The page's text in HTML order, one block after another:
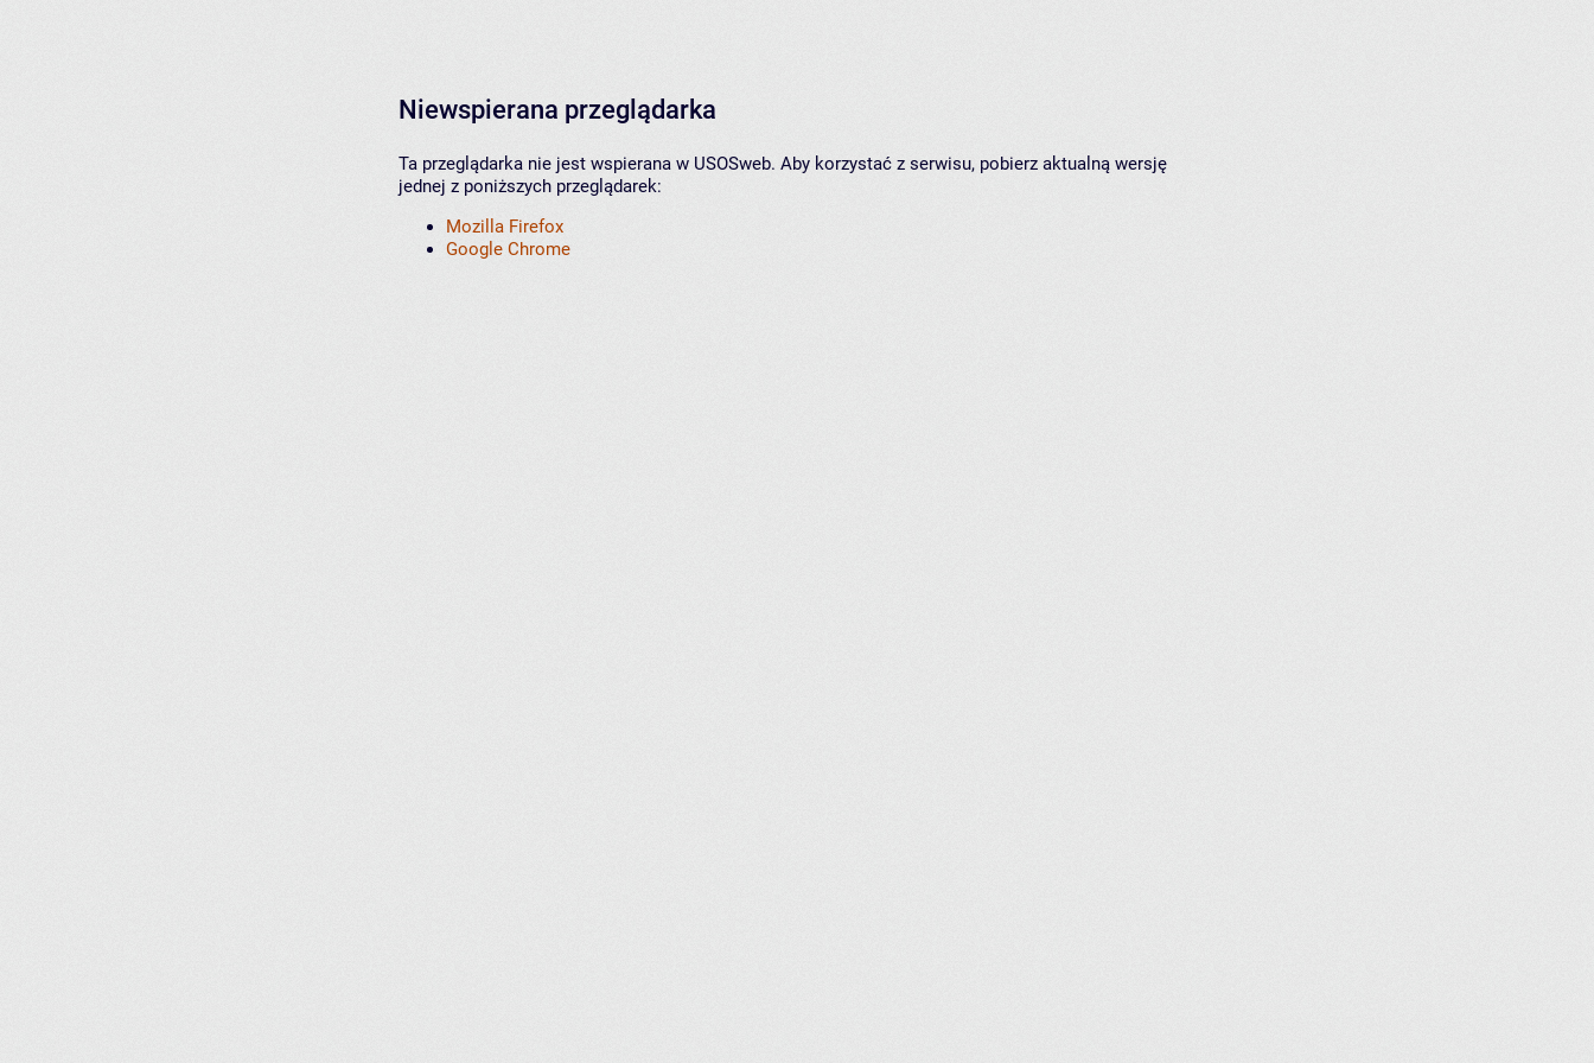
Niewspierana przeglądarka
Ta przeglądarka nie jest wspierana w USOSweb. Aby korzystać z serwisu, pobierz aktualną wersję
jednej z poniższych przeglądarek:
Mozilla Firefox
Google Chrome